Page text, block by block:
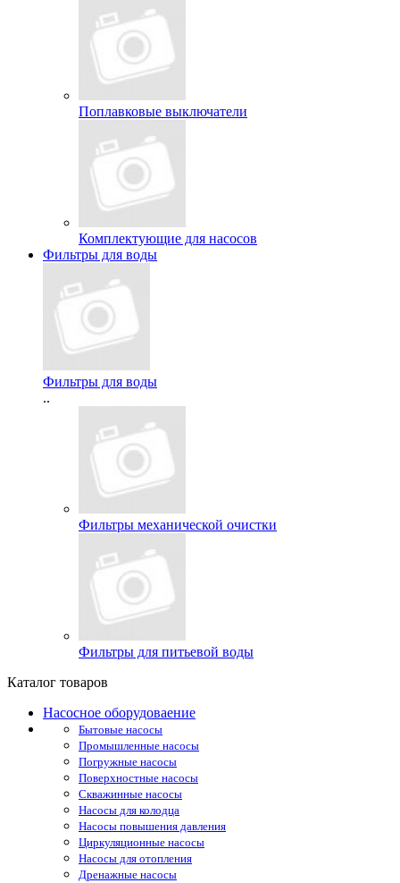
Поплавковые выключатели
Комплектующие для насосов
Фильтры для воды
Фильтры для воды
..
Фильтры механической очистки
Фильтры для питьевой воды
Каталог товаров
Насосное оборудоваение
Бытовые насосы
Промышленные насосы
Погружные насосы
Поверхностные насосы
Скважинные насосы
Насосы для колодца
Насосы повышения давления
Циркуляционные насосы
Насосы для отопления
Дренажные насосы